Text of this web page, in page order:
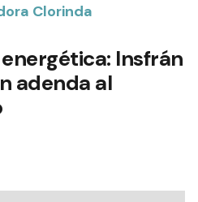
Clorinda
Insfrán
adenda al